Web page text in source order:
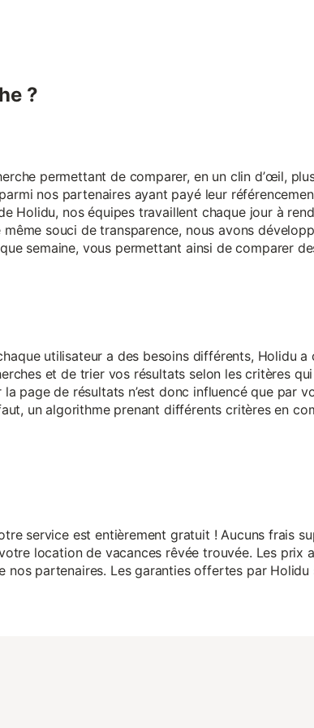
?
permettant de comparer, en un clin d’œil,
nos partenaires ayant payé leur
Holidu, nos équipes travaillent chaque jour à
souci de transparence, nous avons
semaine, vous permettant ainsi de comparer
utilisateur a des besoins différents, Holidu
et de trier vos résultats selon les critères
page de résultats n’est donc influencé que par
un algorithme prenant différents critères en
service est entièrement gratuit ! Aucuns frais
location de vacances rêvée trouvée. Les prix
nos partenaires. Les garanties offertes par